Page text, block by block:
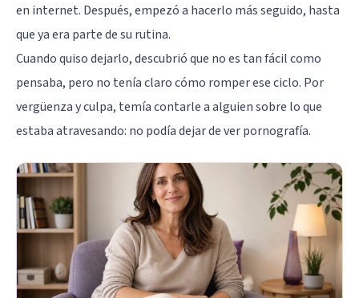
en internet. Después, empezó a hacerlo más seguido, hasta
que ya era parte de su rutina.
Cuando quiso dejarlo, descubrió que no es tan fácil como
pensaba, pero no tenía claro cómo romper ese ciclo. Por
vergüenza y culpa, temía contarle a alguien sobre lo que
estaba atravesando: no podía dejar de ver pornografía.